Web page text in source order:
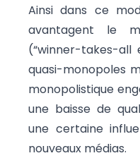
Ainsi dans ce
avantagent le
(“winner-takes-all
quasi-monopoles
monopolistique
une baisse de
une certaine
nouveaux médias.